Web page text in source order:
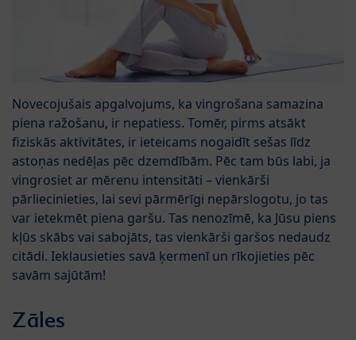
Novecojušais apgalvojums, ka vingrošana samazina
piena ražošanu, ir nepatiess. Tomēr, pirms atsākt
fiziskās aktivitātes, ir ieteicams nogaidīt sešas līdz
astoņas nedēļas pēc dzemdībām. Pēc tam būs labi, ja
vingrosiet ar mērenu intensitāti – vienkārši
pārliecinieties, lai sevi pārmērīgi nepārslogotu, jo tas
var ietekmēt piena garšu. Tas nenozīmē, ka Jūsu piens
kļūs skābs vai sabojāts, tas vienkārši garšos nedaudz
citādi. Ieklausieties savā ķermenī un rīkojieties pēc
savām sajūtām!
Zāles